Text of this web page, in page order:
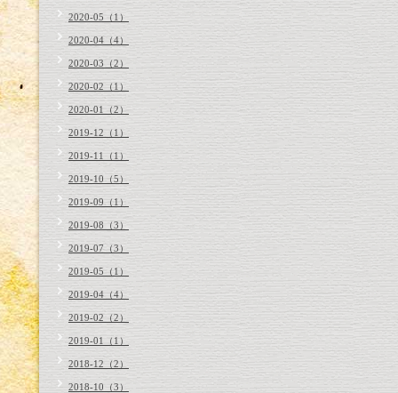
2020-05（1）
2020-04（4）
2020-03（2）
2020-02（1）
2020-01（2）
2019-12（1）
2019-11（1）
2019-10（5）
2019-09（1）
2019-08（3）
2019-07（3）
2019-05（1）
2019-04（4）
2019-02（2）
2019-01（1）
2018-12（2）
2018-10（3）